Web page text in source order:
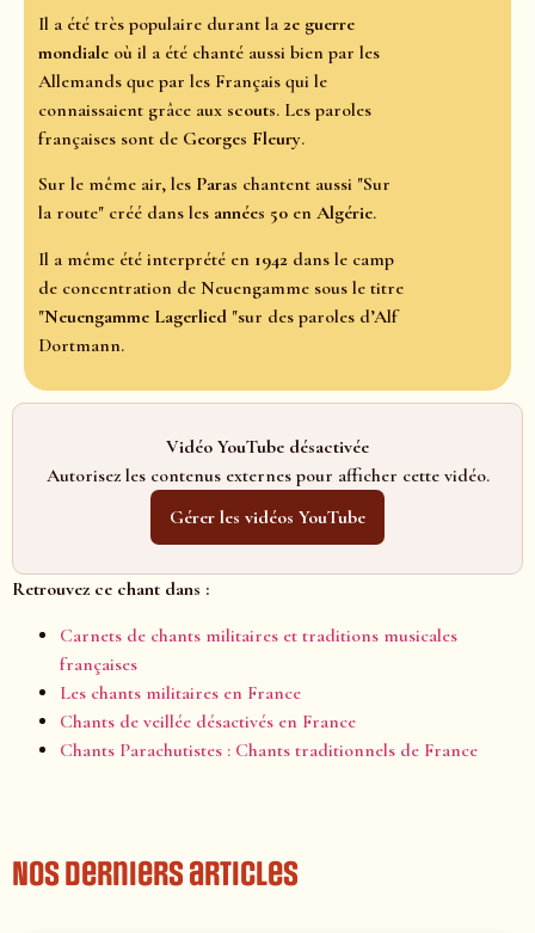
Il a été très populaire durant la 2e guerre
mondiale où il a été chanté aussi bien par les
Allemands que par les Français qui le
connaissaient grâce aux scouts. Les paroles
françaises sont de Georges Fleury.
Sur le même air, les Paras chantent aussi "Sur
la route" créé dans les années 50 en Algérie.
Il a même été interprété en 1942 dans le camp
de concentration de Neuengamme sous le titre
"Neuengamme Lagerlied "sur des paroles d’Alf
Dortmann.
Vidéo YouTube désactivée
Autorisez les contenus externes pour afficher cette vidéo.
Gérer les vidéos YouTube
Retrouvez ce chant dans :
Carnets de chants militaires et traditions musicales
françaises
Les chants militaires en France
Chants de veillée désactivés en France
Chants Parachutistes : Chants traditionnels de France
Nos derniers articles